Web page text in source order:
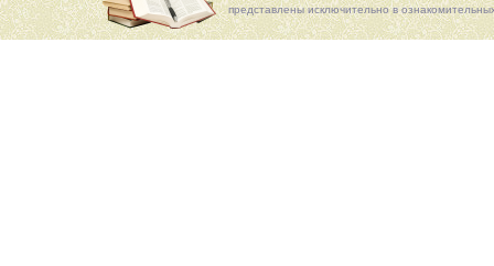
представлены исключительно в